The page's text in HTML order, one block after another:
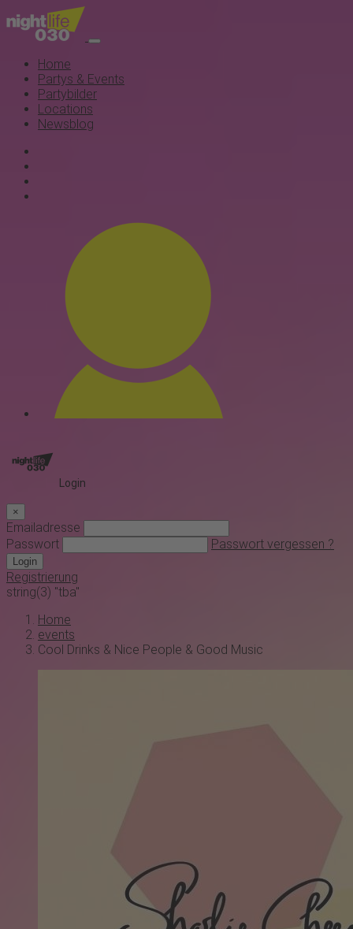
Home
Partys & Events
Partybilder
Locations
Newsblog
Login
×
Emailadresse
Passwort
Passwort vergessen ?
Login
Registrierung
string(3) "tba"
Home
events
Cool Drinks & Nice People & Good Music